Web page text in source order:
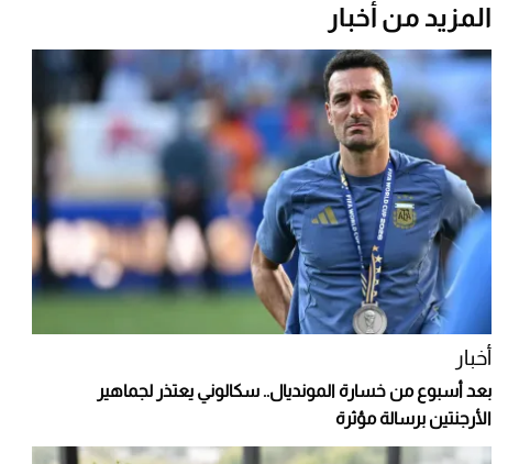
المزيد من أخبار
أخبار
بعد أسبوع من خسارة المونديال.. سكالوني يعتذر لجماهير
الأرجنتين برسالة مؤثرة